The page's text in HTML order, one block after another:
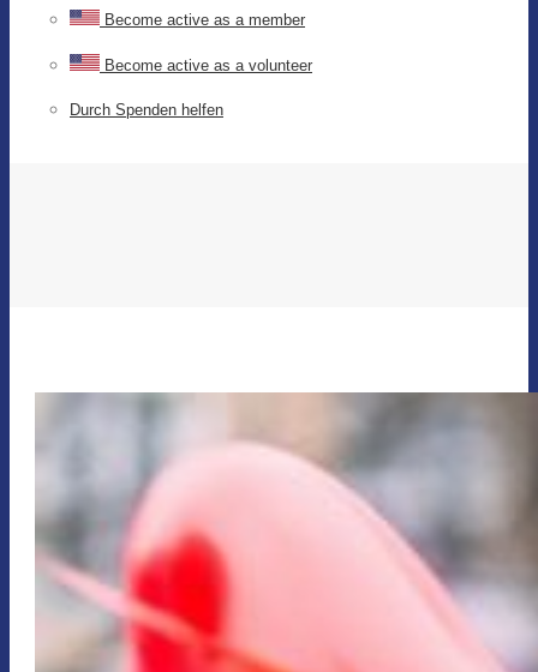
Become active as a member
Become active as a volunteer
Durch Spenden helfen